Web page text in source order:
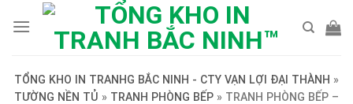
TỔNG KHO IN TRANHG BẮC NINH - CTY VẠN LỢI ĐẠI THÀNH »
TƯỜNG NỀN TỦ » TRANH PHÒNG BẾP » TRANH PHÒNG BẾP –